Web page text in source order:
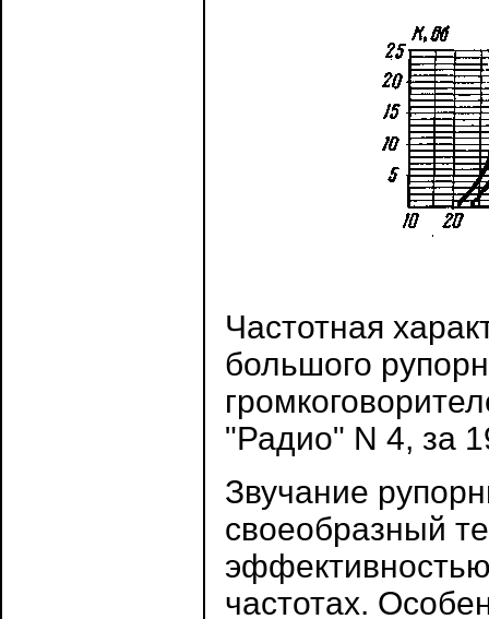
Частотная
большого
"Радио" N 4, за
Звучание
своеобразный
частотах.